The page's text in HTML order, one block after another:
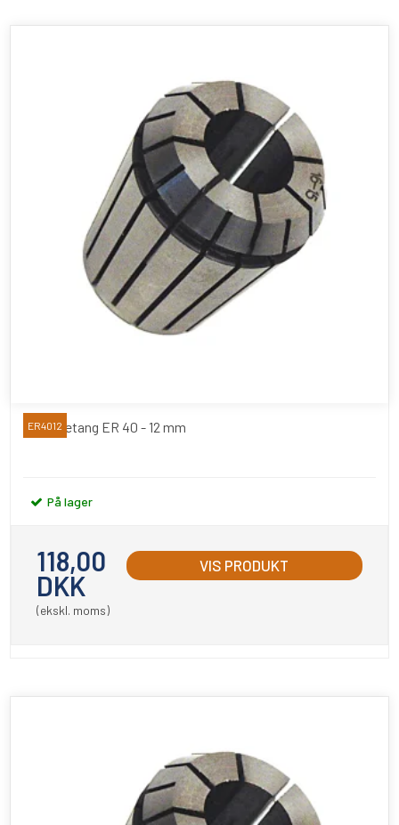
Spændetang ER 40 - 12 mm
ER4012
På lager
118,00
DKK
(ekskl. moms)
VIS PRODUKT